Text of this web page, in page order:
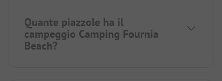
Quante piazzole ha il
campeggio Camping Fournia
Beach?